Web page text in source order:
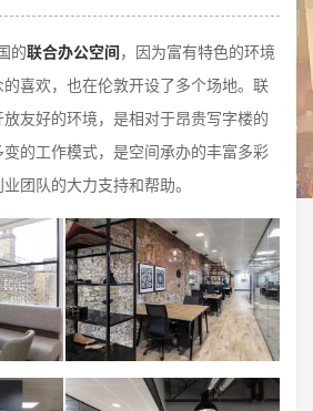
的联合办公空间，因为富有特色的环境
喜欢，也在伦敦开设了多个场地。联
友好的环境，是相对于昂贵写字楼的
的工作模式，是空间承办的丰富多彩
团队的大力支持和帮助。